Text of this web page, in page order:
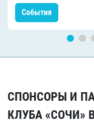
События
СПОНСОРЫ И
КЛУБА «СОЧИ»